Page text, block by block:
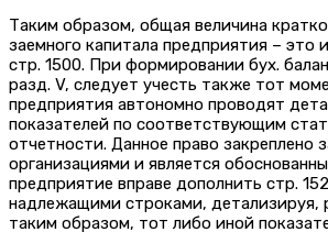
Таким образом, общая величина
заемного капитала предприятия – это
стр. 1500. При формировании бух.
разд. V, следует учесть также тот
предприятия автономно проводят
показателей по соответствующим
отчетности. Данное право закреплено
организациями и является
предприятие вправе дополнить стр.
надлежащими строками, детализируя,
таким образом, тот либо иной